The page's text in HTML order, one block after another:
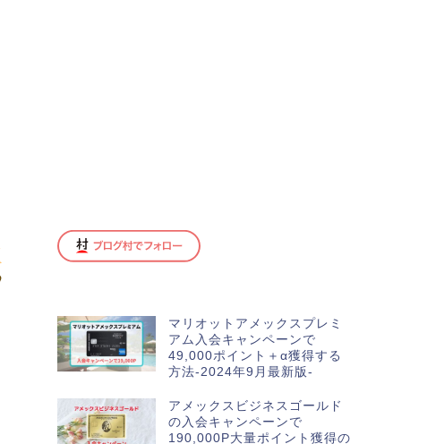
マリオットアメックスプレミ
アム入会キャンペーンで
49,000ポイント＋α獲得する
方法-2024年9月最新版-
アメックスビジネスゴールド
の入会キャンペーンで
190,000P大量ポイント獲得の